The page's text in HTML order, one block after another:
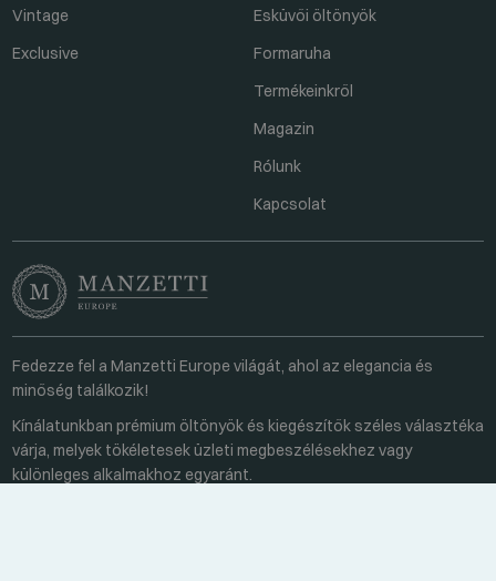
Vintage
Exclusive
Esküvői öltönyök
Formaruha
Termékeinkről
Magazin
Rólunk
Kapcsolat
Fedezze fel a Manzetti Europe világát, ahol az elegancia és
minőség találkozik!
Kínálatunkban prémium öltönyök és kiegészítők széles választéka
várja, melyek tökéletesek üzleti megbeszélésekhez vagy
különleges alkalmakhoz egyaránt.